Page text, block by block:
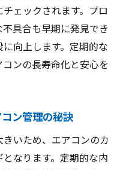
ェックされます。プロ
具合も早期に発見でき
向上します。定期的な
ンの長寿命化と安心を
ン管理の秘訣
いため、エアコンのカ
なります。定期的な内